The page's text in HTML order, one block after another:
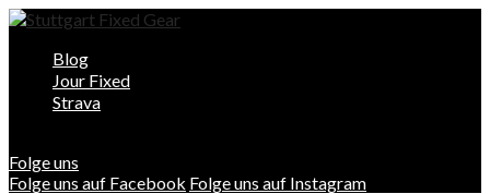
Blog
Jour Fixed
Strava
Folge uns
Folge uns auf Facebook Folge uns auf Instagram